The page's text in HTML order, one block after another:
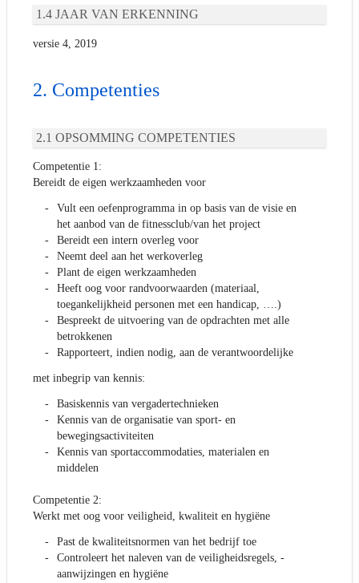
JAAR VAN ERKENNING
versie 4, 2019
Competenties
OPSOMMING COMPETENTIES
Competentie 1:
Bereidt de eigen werkzaamheden voor
Vult een oefenprogramma in op basis van de visie en
het aanbod van de fitnessclub/van het project
Bereidt een intern overleg voor
Neemt deel aan het werkoverleg
Plant de eigen werkzaamheden
Heeft oog voor randvoorwaarden (materiaal,
toegankelijkheid personen met een handicap, ….)
Bespreekt de uitvoering van de opdrachten met alle
betrokkenen
Rapporteert, indien nodig, aan de verantwoordelijke
met inbegrip van kennis:
Basiskennis van vergadertechnieken
Kennis van de organisatie van sport- en
bewegingsactiviteiten
Kennis van sportaccommodaties, materialen en
middelen
Competentie 2:
Werkt met oog voor veiligheid, kwaliteit en hygiëne
Past de kwaliteitsnormen van het bedrijf toe
Controleert het naleven van de veiligheidsregels, -
aanwijzingen en hygiëne